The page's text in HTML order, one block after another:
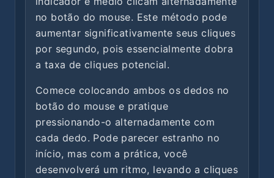
no botão do mouse. Este método pode
aumentar significativamente seus cliques
por segundo, pois essencialmente dobra
a taxa de cliques potencial.
Comece colocando ambos os dedos no
botão do mouse e pratique
pressionando-o alternadamente com
cada dedo. Pode parecer estranho no
início, mas com a prática, você
desenvolverá um ritmo, levando a cliques